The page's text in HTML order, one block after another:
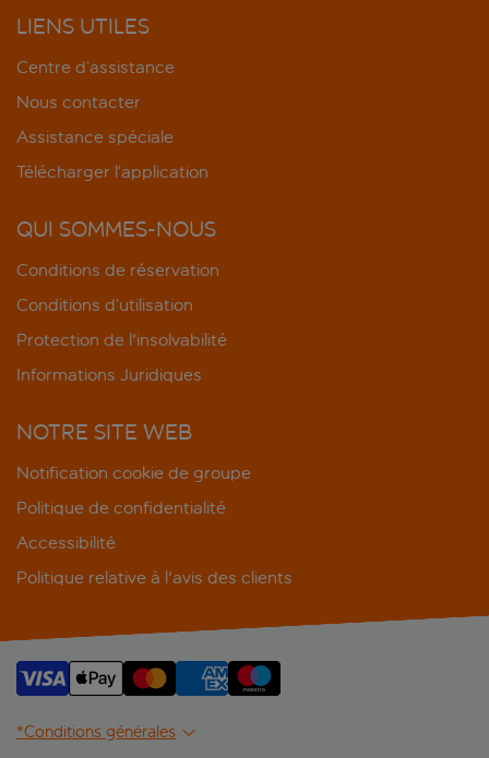
LIENS UTILES
Centre d’assistance
Nous contacter
Assistance spéciale
Télécharger l’application
QUI SOMMES-NOUS
Conditions de réservation
Conditions d’utilisation
Protection de l'insolvabilité
Informations Juridiques
NOTRE SITE WEB
Notification cookie de groupe
Politique de confidentialité
Accessibilité
Politique relative à l'avis des clients
*Conditions générales